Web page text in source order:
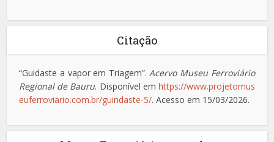
Citação
“Guidaste a vapor em Triagem”. Acervo Museu Ferroviário
Regional de Bauru. Disponível em https://www.projetomus
euferroviario.com.br/guindaste-5/. Acesso em 15/03/2026.